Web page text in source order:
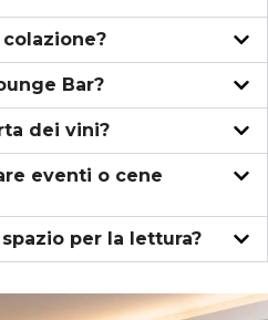
Bar?
dei vini?
eventi o cene
per la lettura?